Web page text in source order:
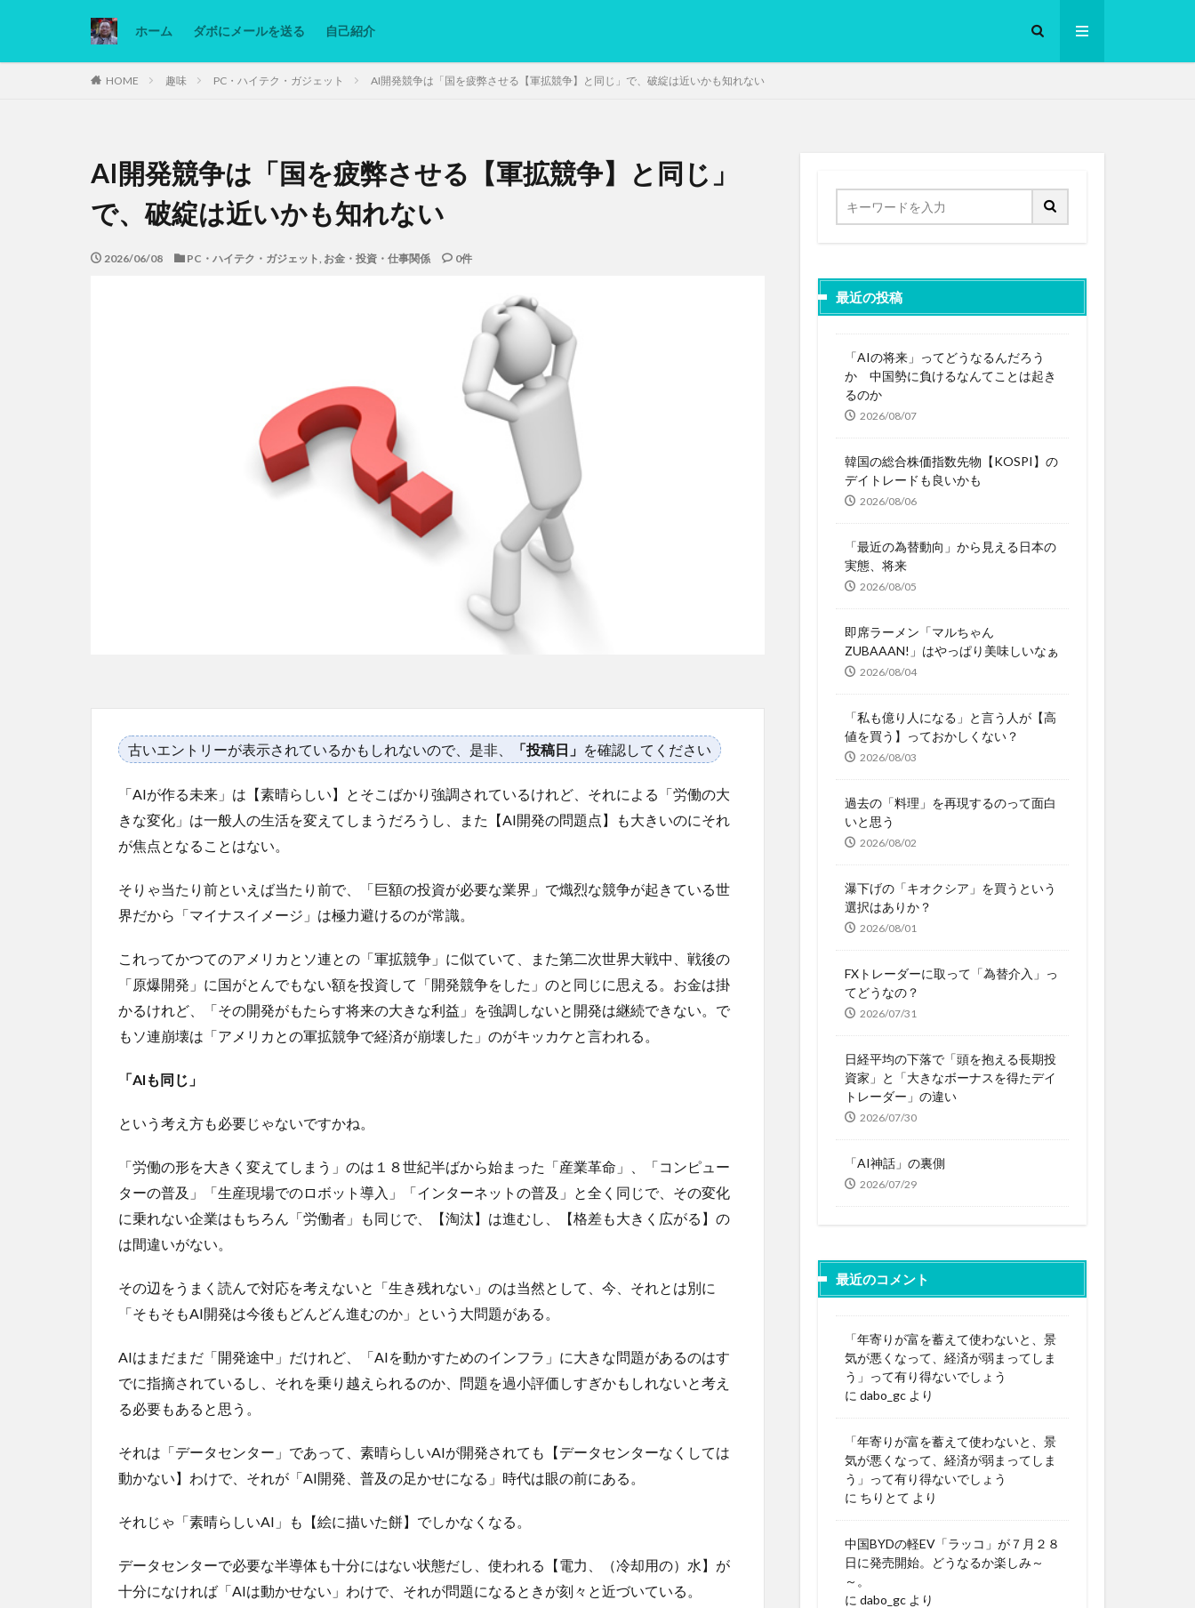
ホーム ダボにメールを送る 自己紹介
HOME 趣味 PC・ハイテク・ガジェット AI開発競争は「国を疲弊させる【軍拡競争】と同じ」で、破綻は近いかも知れない
AI開発競争は「国を疲弊させる【軍拡競争】と同じ」
で、破綻は近いかも知れない
2026/06/08 PC・ハイテク・ガジェット, お金・投資・仕事関係 0件
古いエントリーが表示されているかもしれないので、是非、 「投稿日」 を確認してください
「AIが作る未来」は【素晴らしい】とそこばかり強調されているけれど、それによる「労働の大
きな変化」は一般人の生活を変えてしまうだろうし、また【AI開発の問題点】も大きいのにそれ
が焦点となることはない。
そりゃ当たり前といえば当たり前で、「巨額の投資が必要な業界」で熾烈な競争が起きている世
界だから「マイナスイメージ」は極力避けるのが常識。
これってかつてのアメリカとソ連との「軍拡競争」に似ていて、また第二次世界大戦中、戦後の
「原爆開発」に国がとんでもない額を投資して「開発競争をした」のと同じに思える。お金は掛
かるけれど、「その開発がもたらす将来の大きな利益」を強調しないと開発は継続できない。で
もソ連崩壊は「アメリカとの軍拡競争で経済が崩壊した」のがキッカケと言われる。
「AIも同じ」
という考え方も必要じゃないですかね。
「労働の形を大きく変えてしまう」のは１８世紀半ばから始まった「産業革命」、「コンピュー
ターの普及」「生産現場でのロボット導入」「インターネットの普及」と全く同じで、その変化
に乗れない企業はもちろん「労働者」も同じで、【淘汰】は進むし、【格差も大きく広がる】の
は間違いがない。
その辺をうまく読んで対応を考えないと「生き残れない」のは当然として、今、それとは別に
「そもそもAI開発は今後もどんどん進むのか」という大問題がある。
AIはまだまだ「開発途中」だけれど、「AIを動かすためのインフラ」に大きな問題があるのはす
でに指摘されているし、それを乗り越えられるのか、問題を過小評価しすぎかもしれないと考え
る必要もあると思う。
それは「データセンター」であって、素晴らしいAIが開発されても【データセンターなくしては
動かない】わけで、それが「AI開発、普及の足かせになる」時代は眼の前にある。
それじゃ「素晴らしいAI」も【絵に描いた餅】でしかなくなる。
データセンターで必要な半導体も十分にはない状態だし、使われる【電力、（冷却用の）水】が
十分になければ「AIは動かせない」わけで、それが問題になるときが刻々と近づいている。
最近の投稿
「AIの将来」ってどうなるんだろう
か 中国勢に負けるなんてことは起き
るのか
2026/08/07
韓国の総合株価指数先物【KOSPI】の
デイトレードも良いかも
2026/08/06
「最近の為替動向」から見える日本の
実態、将来
2026/08/05
即席ラーメン「マルちゃん
ZUBAAAN!」はやっぱり美味しいなぁ
2026/08/04
「私も億り人になる」と言う人が【高
値を買う】っておかしくない？
2026/08/03
過去の「料理」を再現するのって面白
いと思う
2026/08/02
瀑下げの「キオクシア」を買うという
選択はありか？
2026/08/01
FXトレーダーに取って「為替介入」っ
てどうなの？
2026/07/31
日経平均の下落で「頭を抱える長期投
資家」と「大きなボーナスを得たデイ
トレーダー」の違い
2026/07/30
「AI神話」の裏側
2026/07/29
最近のコメント
「年寄りが富を蓄えて使わないと、景
気が悪くなって、経済が弱まってしま
う」って有り得ないでしょう
に dabo_gc より
「年寄りが富を蓄えて使わないと、景
気が悪くなって、経済が弱まってしま
う」って有り得ないでしょう
に ちりとて より
中国BYDの軽EV「ラッコ」が７月２８
日に発売開始。どうなるか楽しみ～
～。
に dabo_gc より
カテゴリー
Ninjatrader PC グリグリ画像 マレーシア動画 ヨーグルト
低糖質ダイエット